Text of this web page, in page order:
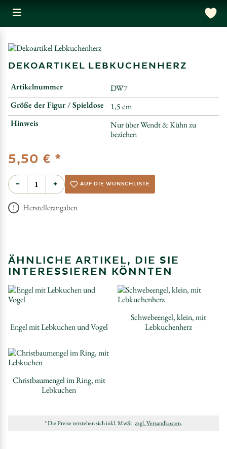
DEKOARTIKEL LEBKUCHENHERZ
Artikelnummer
DW7
Größe der Figur / Spieldose
1,5 cm
Hinweis
Nur über Wendt & Kühn zu
beziehen
5,50 € *
− + AUF DIE WUNSCHLISTE
Herstellerangaben
ÄHNLICHE ARTIKEL, DIE SIE
INTERESSIEREN KÖNNTEN
Engel mit Lebkuchen und Vogel
Schwebeengel, klein, mit
Lebkuchenherz
Christbaumengel im Ring, mit
Lebkuchen
* Die Preise verstehen sich inkl. MwSt.zzgl. Versandkosten.